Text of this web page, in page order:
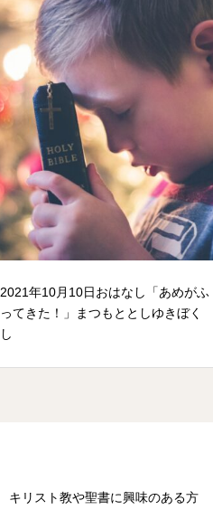
2021年10月10日おはなし「あめがふ
ってきた！」まつもととしゆきぼく
し
キリスト教や聖書に興味のある方